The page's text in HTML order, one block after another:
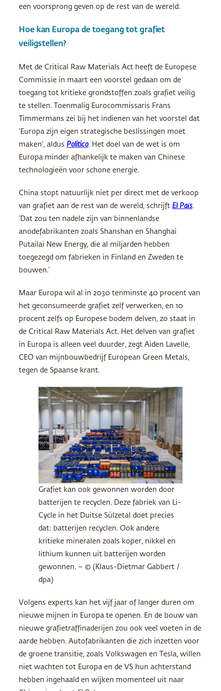
een voorsprong geven op de rest van de wereld.
Hoe kan Europa de toegang tot grafiet
veiligstellen?
Met de ​​Critical Raw Materials Act heeft de Europese
Commissie in maart een voorstel gedaan om de
toegang tot kritieke grondstoffen zoals grafiet veilig
te stellen. Toenmalig Eurocommissaris Frans
Timmermans zei bij het indienen van het voorstel dat
‘Europa zijn eigen strategische beslissingen moet
maken’, aldus Politico. Het doel van de wet is om
Europa minder afhankelijk te maken van Chinese
technologieën voor schone energie.
China stopt natuurlijk niet per direct met de verkoop
van grafiet aan de rest van de wereld, schrijft El País.
‘Dat zou ten nadele zijn van binnenlandse
anodefabrikanten zoals Shanshan en Shanghai
Putailai New Energy, die al miljarden hebben
toegezegd om fabrieken in Finland en Zweden te
bouwen.’
Maar Europa wil al in 2030 tenminste 40 procent van
het geconsumeerde grafiet zelf verwerken, en 10
procent zelfs op Europese bodem delven, zo staat in
de ​​Critical Raw Materials Act. Het delven van grafiet
in Europa is alleen veel duurder, zegt Aiden Lavelle,
CEO van mijnbouwbedrijf European Green Metals,
tegen de Spaanse krant.
Grafiet kan ook gewonnen worden door
batterijen te recyclen. Deze fabriek van Li-
Cycle in het Duitse Sülzetal doet precies
dat: batterijen recyclen. Ook andere
kritieke mineralen zoals koper, nikkel en
lithium kunnen uit batterijen worden
gewonnen. – © (Klaus-Dietmar Gabbert /
dpa)
Volgens experts kan het vijf jaar of langer duren om
nieuwe mijnen in Europa te openen. En de bouw van
nieuwe grafietraffinaderijen zou ook veel voeten in de
aarde hebben. Autofabrikanten die zich inzetten voor
de groene transitie, zoals Volkswagen en Tesla, willen
niet wachten tot Europa en de VS hun achterstand
hebben ingehaald en wijken momenteel uit naar